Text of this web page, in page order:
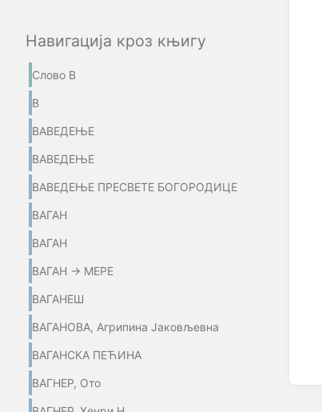
Навигација кроз књигу
Слово В
В
ВАВЕДЕЊЕ
ВАВЕДЕЊЕ
ВАВЕДЕЊЕ ПРЕСВЕТЕ БОГОРОДИЦЕ
ВАГАН
ВАГАН
ВАГАН → МЕРЕ
ВАГАНЕШ
ВАГАНОВА, Агрипина Јаковљевна
ВАГАНСКА ПЕЋИНА
ВАГНЕР, Ото